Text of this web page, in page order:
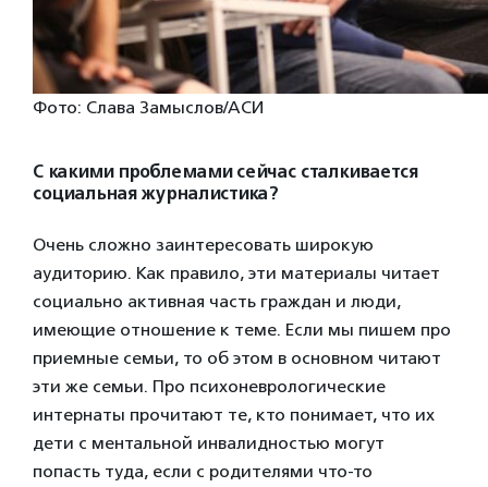
Фото: Слава Замыслов/АСИ
С какими проблемами сейчас сталкивается
социальная журналистика?
Очень сложно заинтересовать широкую
аудиторию. Как правило, эти материалы читает
социально активная часть граждан и люди,
имеющие отношение к теме. Если мы пишем про
приемные семьи, то об этом в основном читают
эти же семьи. Про психоневрологические
интернаты прочитают те, кто понимает, что их
дети с ментальной инвалидностью могут
попасть туда, если с родителями что-то